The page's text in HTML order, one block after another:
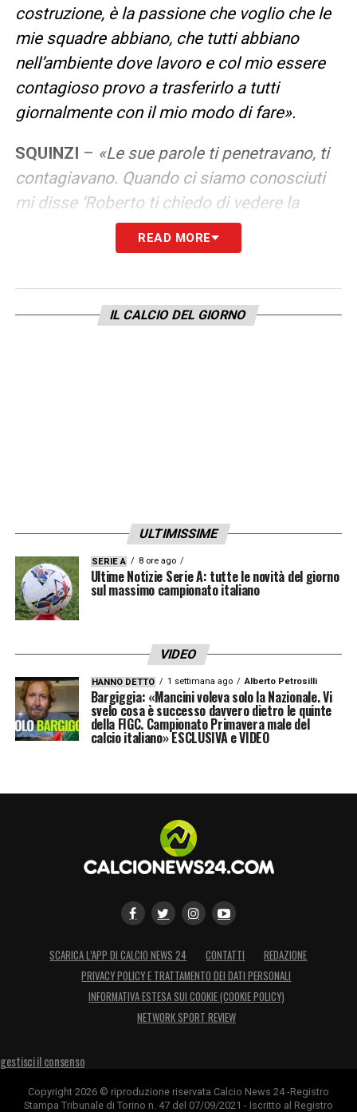
costruzione, è la passione che voglio che le
mie squadre abbiano, che tutti abbiano
nell’ambiente dove lavoro e col mio essere
contagioso provo a trasferirlo a tutti
giornalmente con il mio modo di fare».
SQUINZI – «Le sue parole ti penetravano, ti
contagiavano. Quando ci siamo conosciuti
mi disse ‘Roberto ti chiedo di vedere la
squadra giocare bene e di attaccare’. E
questo mi rimbomba ancora nelle orecchie.
assumi delle responsabilità che a me piace
portare a termine e quando penso al Dottore
LA PLAYLIST DELLE NOSTRE TOP NEWS
READ MORE
IL CALCIO DEL GIORNO
ULTIMISSIME
SERIE A 8 ore ago
Ultime Notizie Serie A: tutte le novità del giorno
sul massimo campionato italiano
VIDEO
HANNO DETTO 1 settimana ago Alberto Petrosilli
Bargiggia: «Mancini voleva solo la Nazionale. Vi
svelo cosa è successo davvero dietro le quinte
della FIGC. Campionato Primavera male del
calcio italiano» ESCLUSIVA e VIDEO
SCARICA L’APP DI CALCIO NEWS 24 CONTATTI
REDAZIONE
PRIVACY POLICY E TRATTAMENTO DEI DATI PERSONALI
INFORMATIVA ESTESA SUI COOKIE (COOKIE POLICY)
NETWORK SPORT REVIEW
gestisci il consenso
Copyright 2026 © riproduzione riservata Calcio News 24 -Registro
Stampa Tribunale di Torino n. 47 del 07/09/2021 - Iscritto al Registro